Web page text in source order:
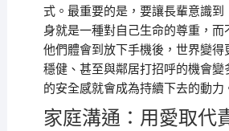
式。最重要的是，要讓長輩意識到
身就是一種對自己生命的尊重，而
他們體會到放下手機後，世界變得
穩健、甚至與鄰居打招呼的機會變
的安全感就會成為持續下去的動力
家庭溝通：用愛取代